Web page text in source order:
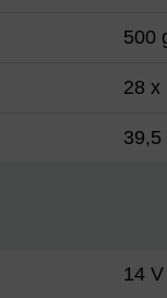
500
28 x
39,5
14 V